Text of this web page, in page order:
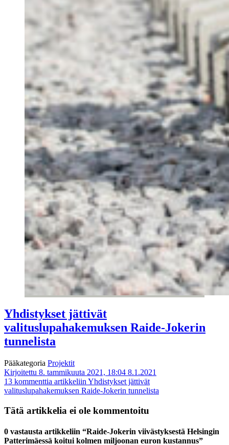
Yhdistykset jättivät
valituslupahakemuksen Raide-Jokerin
tunnelista
Pääkategoria Projektit
Kirjoitettu 8. tammikuuta 2021, 18:04 8.1.2021
13 kommenttia artikkeliin Yhdistykset jättivät
valituslupahakemuksen Raide-Jokerin tunnelista
Tätä artikkelia ei ole kommentoitu
0 vastausta artikkeliin “Raide-Jokerin viivästyksestä Helsingin
Patterimäessä koitui kolmen miljoonan euron kustannus”